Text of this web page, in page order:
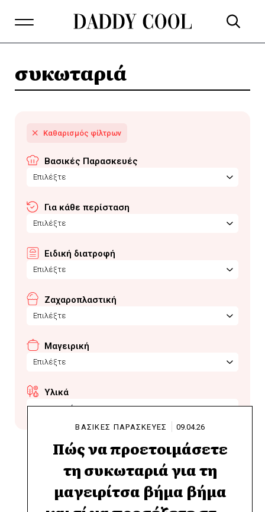
συκωταριά
Βασικές Παρασκευές
Επιλέξτε
Για κάθε περίσταση
Επιλέξτε
Ειδική διατροφή
Επιλέξτε
Ζαχαροπλαστική
Επιλέξτε
Μαγειρική
Επιλέξτε
Υλικά
συκωταριά
ΒΑΣΙΚΕΣ ΠΑΡΑΣΚΕΥΕΣ 09.04.26
Πώς να προετοιμάσετε
τη συκωταριά για τη
μαγειρίτσα βήμα βήμα